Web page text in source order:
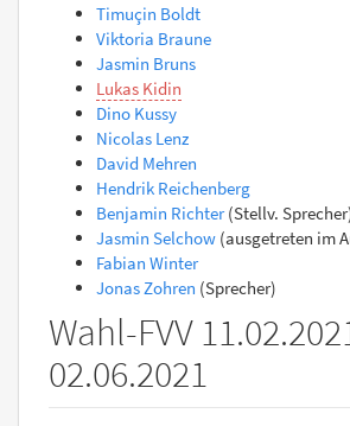
Timuçin Boldt
Viktoria Braune
Jasmin Bruns
Lukas Kidin
Dino Kussy
Nicolas Lenz
David Mehren
Hendrik Reichenberg
Benjamin Richter(Stellv.
Jasmin Selchow (ausgetreten im
Fabian Winter
Jonas Zohren (Sprecher)
Wahl-FVV
02.06.2021